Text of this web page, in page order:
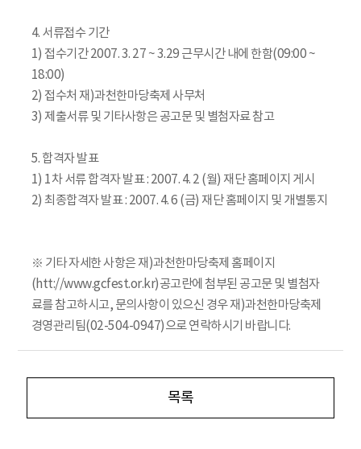
4. 서류접수 기간
1) 접수기간 2007. 3. 27 ~ 3.29 근무시간 내에 한함(09:00 ~
18:00)
2) 접수처 재)과천한마당축제 사무처
3) 제출서류 및 기타사항은 공고문 및 별첨자료 참고
5. 합격자 발표
1) 1차 서류 합격자 발표 : 2007. 4. 2 (월) 재단 홈페이지 게시
2) 최종합격자 발표 : 2007. 4. 6 (금) 재단 홈페이지 및 개별통지
※ 기타 자세한 사항은 재)과천한마당축제 홈페이지
(htt://www.gcfest.or.kr)공고란에 첨부된 공고문 및 별첨자
료를 참고하시고, 문의사항이 있으신 경우 재)과천한마당축제
경영관리팀(02-504-0947)으로 연락하시기 바랍니다.
목록